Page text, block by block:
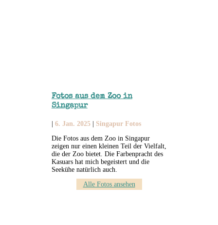
Fotos aus dem Zoo in
Singapur
6. Jan. 2025
Singapur Fotos
Die Fotos aus dem Zoo in Singapur
zeigen nur einen kleinen Teil der Vielfalt,
die der Zoo bietet. Die Farbenpracht des
Kasuars hat mich begeistert und die
Seekühe natürlich auch.
Alle Fotos ansehen